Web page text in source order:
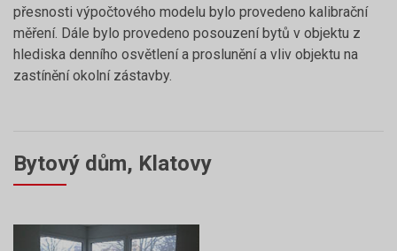
přesnosti výpočtového modelu bylo provedeno kalibrační
měření. Dále bylo provedeno posouzení bytů v objektu z
hlediska denního osvětlení a proslunění a vliv objektu na
zastínění okolní zástavby.
Bytový dům, Klatovy